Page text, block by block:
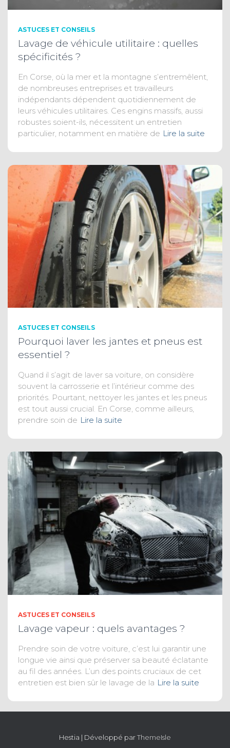
ASTUCES ET CONSEILS
Lavage de véhicule utilitaire : quelles
spécificités ?
En Corse, où la mer et la montagne s’entremêlent,
de nombreuses entreprises et travailleurs
indépendants dépendent quotidiennement de
leurs véhicules utilitaires. Ces engins massifs, aussi
robustes soient-ils, nécessitent un entretien
particulier, notamment en matière de Lire la suite
ASTUCES ET CONSEILS
Pourquoi laver les jantes et pneus est
essentiel ?
Quand il s’agit de laver sa voiture, on considère
souvent la carrosserie et l’intérieur comme des
priorités. Pourtant, nettoyer les jantes et les pneus
est tout aussi crucial. En Corse, comme ailleurs,
prendre soin de Lire la suite
ASTUCES ET CONSEILS
Lavage vapeur : quels avantages ?
Prendre soin de votre voiture, c’est lui garantir une
longue vie ainsi que préserver sa beauté éclatante
au fil des années. L’un des points cruciaux de cet
entretien est bien sûr le lavage de la Lire la suite
Hestia | Développé parThemeIsle